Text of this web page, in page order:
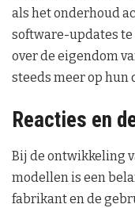
als het onderhoud
software-updates te
over de eigendom
steeds meer op
Reacties en
Bij de ontwikkeling
modellen is een
fabrikant en de